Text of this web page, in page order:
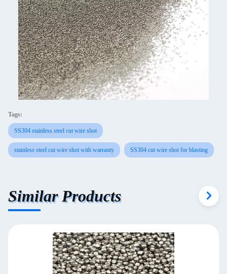
Tags:
SS304 stainless steel cut wire shot
stainless steel cut wire shot with warranty SS304 cut wire shot for blasting
Similar Products